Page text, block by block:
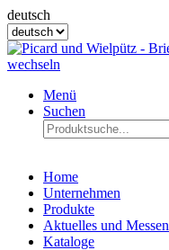
deutsch
Menü
Suchen
Home
Unternehmen
Produkte
Aktuelles und Messen
Kataloge